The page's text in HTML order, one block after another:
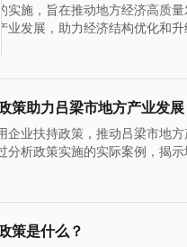
实施，旨在推动地方经济高质
业发展，助力经济结构优化和
策助力吕梁市地方产业发展
企业扶持政策，推动吕梁市地
分析政策实施的实际案例，揭
策是什么？